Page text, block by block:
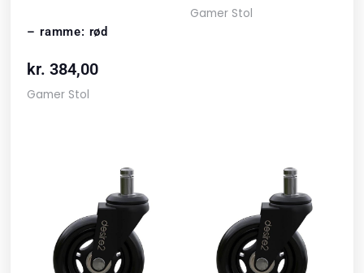
– ramme: rød
kr. 384,00
Gamer Stol
Gamer Stol